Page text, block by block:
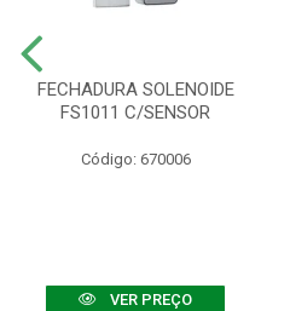
FECHADURA SOLENOIDE
FS1011 C/SENSOR
Código: 670006
VER PREÇO